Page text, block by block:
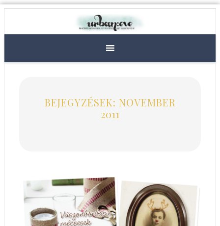
BEJEGYZÉSEK: NOVEMBER
2011